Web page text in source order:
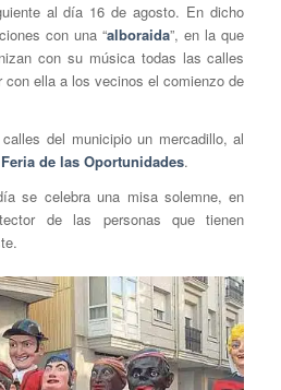
al día 16 de agosto. En dicho
con una “alboraida”, en la que
con su música todas las calles
con ella a los vecinos el comienzo de
del municipio un mercadillo, al
Feria de las Oportunidades.
se celebra una misa solemne, en
de las personas que tienen